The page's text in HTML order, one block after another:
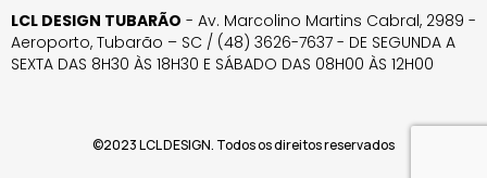
LCL DESIGN TUBARÃO - Av. Marcolino Martins Cabral, 2989 -
Aeroporto, Tubarão – SC / (48) 3626-7637 - DE SEGUNDA A
SEXTA DAS 8H30 ÀS 18H30 E SÁBADO DAS 08H00 ÀS 12H00
©2023 LCL DESIGN. Todos os direitos reservados